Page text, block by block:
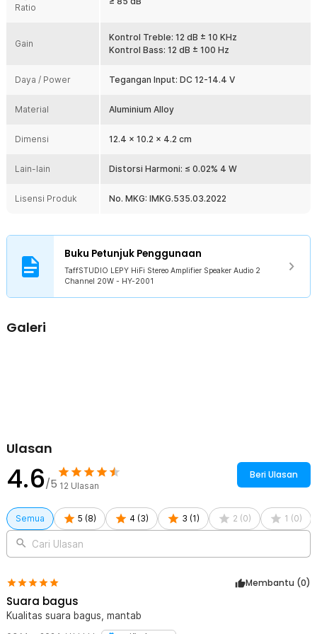
Rincian yang Anda dapatkan untuk pembelian produk ini:
1 x TaffSTUDIO LEPY HiFi Stereo Amplifier Speaker Audio 2
1 x Panduan Penggunaan
Ratio
Gain
Kontrol Treble: 12 dB ± 10 KHz
Kontrol Bass: 12 dB ± 100 Hz
Daya / Power Tegangan Input: DC 12-14.4 V
Material Aluminium Alloy
Dimensi 12.4 x 10.2 x 4.2 cm
Lain-lain Distorsi Harmoni: ≤ 0.02% 4 W
Lisensi Produk No. MKG: IMKG.535.03.2022
Buku Petunjuk Penggunaan
TaffSTUDIO LEPY HiFi Stereo Amplifier Speaker Audio 2
Channel 20W - HY-2001
Galeri
Ulasan
4.6/5 12 Ulasan
Beri Ulasan
Semua 5 (8) 4 (3) 3 (1 ) 2 (0) 1 (0)
Cari Ulasan
Membantu (0)
Suara bagus
Kualitas suara bagus, mantab